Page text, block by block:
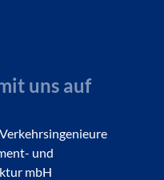
uns auf
und
mbH